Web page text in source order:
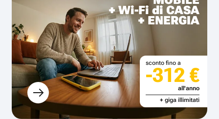
+ Wi-Fi di CASA
+ ENERGIA
sconto fino a
-312 €
all'anno
+ giga illimitati